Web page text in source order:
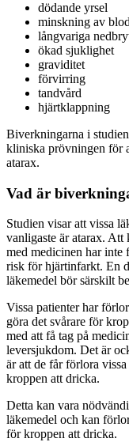
dödande yrsel
minskning av
långvariga
ökad sjuklighet
graviditet
förvirring
tandvård
hjärtklappning
Biverkningarna i
kliniska prövningen för
atarax.
Vad är
Studien visar att vissa
vanligaste är atarax. Att
med medicinen har inte
risk för hjärtinfarkt. En
läkemedel bör särskilt
Vissa patienter har
göra det svårare för
med att få tag på
leversjukdom. Det är
är att de får förlora
kroppen att dricka.
Detta kan vara
läkemedel och kan
för kroppen att dricka.